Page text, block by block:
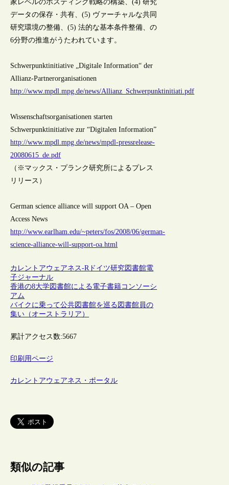
家レベルのホスティング戦略の構築、(4) 研究
データの保存・共有、(5) ヴァーチャルな共同
研究環境の整備、(5) 法的な基本条件整備、の
6分野の推進がうたわれています。
Schwerpunktinitiative „Digitale Information“ der
Allianz-Partnerorganisationen
http://www.mpdl.mpg.de/news/Allianz_Schwerpunktinitiati.pdf
Wissenschaftsorganisationen starten
Schwerpunktinitiative zur “Digitalen Information”
http://www.mpdl.mpg.de/news/mpdl-pressrelease-
20080615_de.pdf
（※マックス・プランク研究所によるプレス
リリース）
German science alliance will support OA – Open
Access News
http://www.earlham.edu/~peters/fos/2008/06/german-
science-alliance-will-support-oa.html
カレントアウェアネス-Rドイツ研究図書館電
子ジャーナル
香港の8大学図書館による電子書籍コンソーシ
アム
バイクに乗って公共図書館を巡る図書館員の
集い（オーストラリア）
累計アクセス数:5667
印刷用ページ
カレントアウェアネス・ポータル
類似の記事